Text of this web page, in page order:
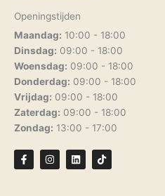
Openingstijden
Maandag: 10:00 - 18:00
Dinsdag: 09:00 - 18:00
Woensdag: 09:00 - 18:00
Donderdag: 09:00 - 18:00
Vrijdag: 09:00 - 18:00
Zaterdag: 09:00 - 18:00
Zondag: 13:00 - 17:00
F
a
c
I
n
s
L
i
n
T
i
k